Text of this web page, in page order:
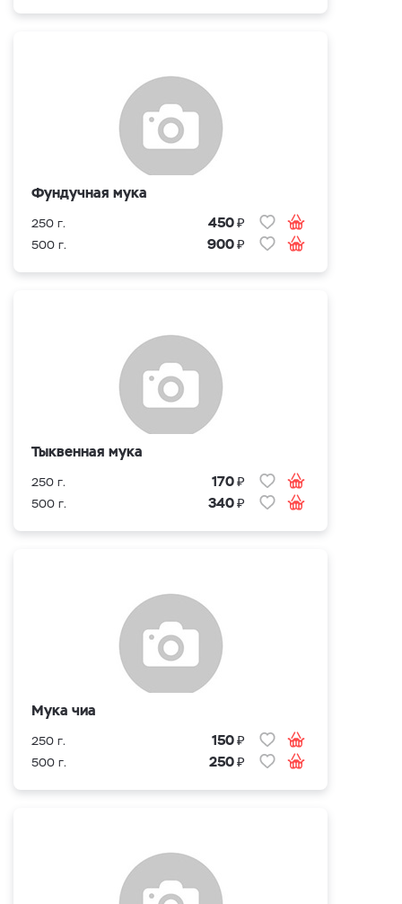
Фундучная мука
250 г. 450₽
500 г. 900₽
Тыквенная мука
250 г. 170₽
500 г. 340₽
Мука чиа
250 г. 150₽
500 г. 250₽